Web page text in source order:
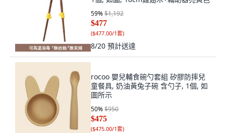
59%$1,192
$477
($477.00/1套)
8/20 預計送達
rocoo 嬰兒輔食碗勺套組 矽膠防摔兒
童餐具, 奶油黃兔子碗 含勺子, 1個, 如
圖所示
50%$950
$475
($475.00/1套)